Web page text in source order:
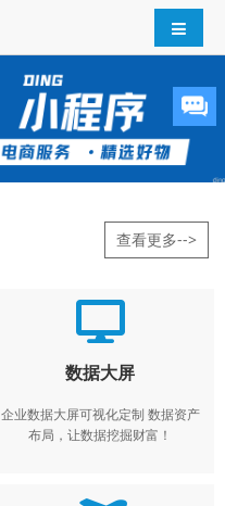
查看更多-->
数据大屏
企业数据大屏可视化定制 数据资产
布局，让数据挖掘财富！